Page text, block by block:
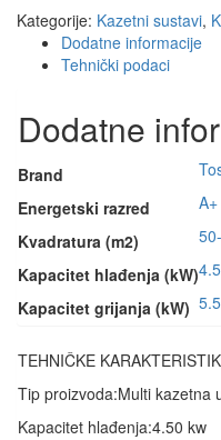
Kategorije: Kazetni sustavi,
Dodatne informacije
Tehnički podaci
Dodatne
Brand
Energetski razred
A+
Kvadratura (m2)
Kapacitet hlađenja (kW)4.5
Kapacitet grijanja (kW) 5.5
TEHNIČKE
Tip proizvoda:Multi kazetna
Kapacitet hlađenja:4.50 kw